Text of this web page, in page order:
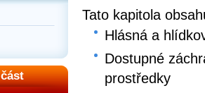
Tato kapitola
Hlásná a
Dostupné
prostředky